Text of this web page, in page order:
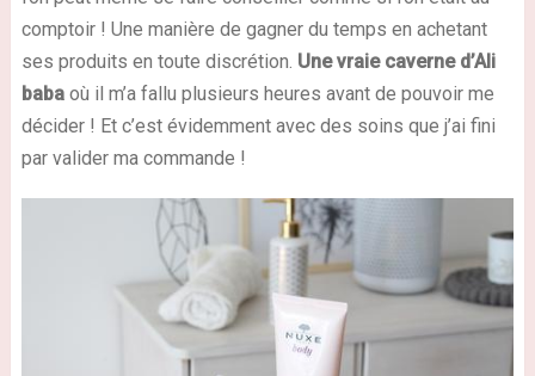
comptoir ! Une manière de gagner du temps en achetant
ses produits en toute discrétion. Une vraie caverne d’Ali
babaoù il m’a fallu plusieurs heures avant de pouvoir me
décider ! Et c’est évidemment avec des soins que j’ai fini
par valider ma commande !